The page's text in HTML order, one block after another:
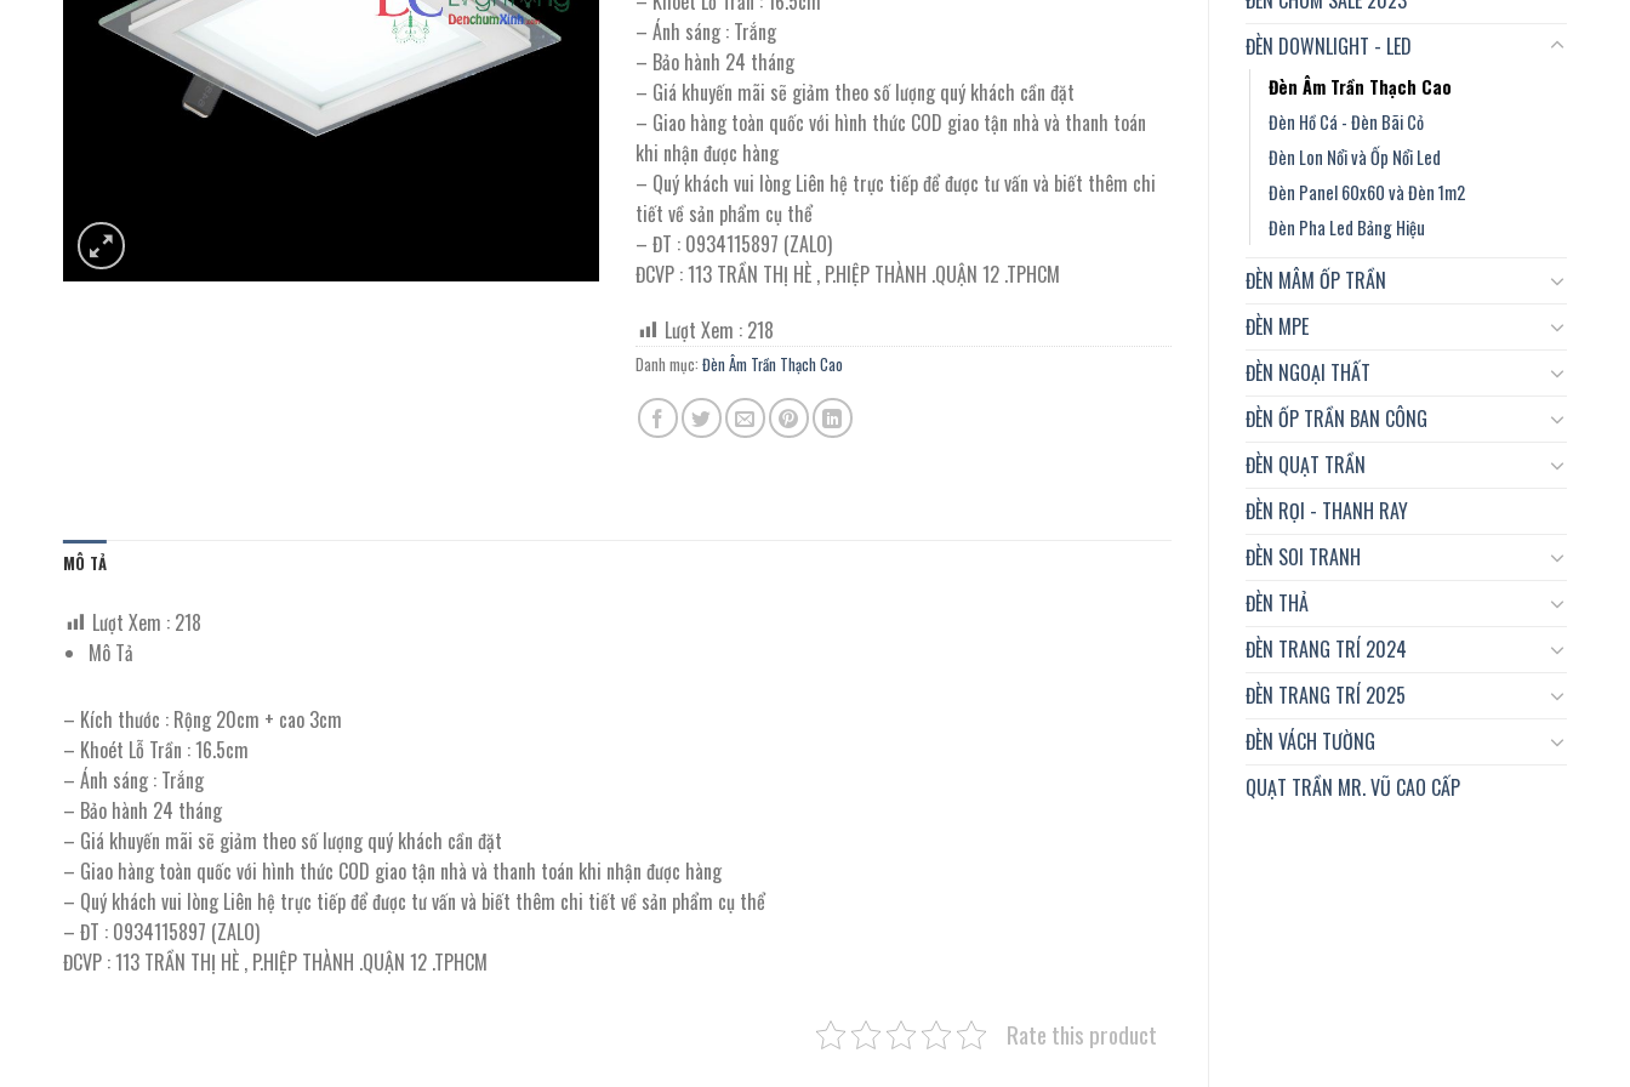
ĐÈN DOWNLIGHT - LED
Đèn Âm Trần Thạch Cao
Đèn Hồ Cá - Đèn Bãi Cỏ
Đèn Lon Nổi và Ốp Nổi Led
Đèn Panel 60x60 và Đèn 1m2
Đèn Pha Led Bảng Hiệu
ĐÈN MÂM ỐP TRẦN
ĐÈN MPE
ĐÈN NGOẠI THẤT
ĐÈN ỐP TRẦN BAN CÔNG
ĐÈN QUẠT TRẦN
ĐÈN RỌI - THANH RAY
ĐÈN SOI TRANH
ĐÈN THẢ
ĐÈN TRANG TRÍ 2024
ĐÈN TRANG TRÍ 2025
ĐÈN VÁCH TƯỜNG
QUẠT TRẦN MR. VŨ CAO CẤP
319.000 ₫.
– Ánh sáng : Trắng
– Bảo hành 24 tháng
– Giá khuyến mãi sẽ giảm theo số lượng quý khách cần đặt
– Giao hàng toàn quốc với hình thức COD giao tận nhà và thanh toán
khi nhận được hàng
– Quý khách vui lòng Liên hệ trực tiếp để được tư vấn và biết thêm chi
tiết về sản phẩm cụ thể
– ĐT : 0934115897 (ZALO)
ĐCVP : 113 TRẦN THỊ HÈ , P.HIỆP THÀNH .QUẬN 12 .TPHCM
Lượt Xem : 218
Danh mục: Đèn Âm Trần Thạch Cao
MÔ TẢ
Lượt Xem : 218
Mô Tả
– Kích thước : Rộng 20cm + cao 3cm
– Khoét Lỗ Trần : 16.5cm
– Ánh sáng : Trắng
– Bảo hành 24 tháng
– Giá khuyến mãi sẽ giảm theo số lượng quý khách cần đặt
– Giao hàng toàn quốc với hình thức COD giao tận nhà và thanh toán khi nhận được hàng
– Quý khách vui lòng Liên hệ trực tiếp để được tư vấn và biết thêm chi tiết về sản phẩm cụ thể
– ĐT : 0934115897 (ZALO)
ĐCVP : 113 TRẦN THỊ HÈ , P.HIỆP THÀNH .QUẬN 12 .TPHCM
Rate this product